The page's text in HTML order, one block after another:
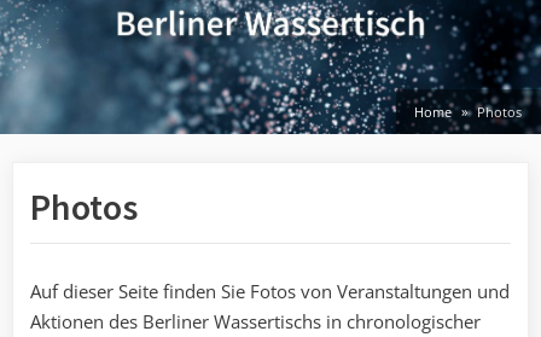
Home Photos
Photos
Auf dieser Seite finden Sie Fotos von Veranstaltungen und
Aktionen des Berliner Wassertischs in chronologischer